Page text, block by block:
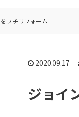
プチリフォーム
2020.09.17
ジョイ